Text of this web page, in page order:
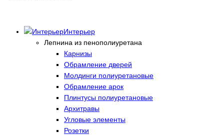
Интерьер
Лепнина из пенополиуретана
Карнизы
Обрамление дверей
Молдинги полиуретановые
Обрамление арок
Плинтусы полиуретановые
Архитравы
Угловые элементы
Розетки